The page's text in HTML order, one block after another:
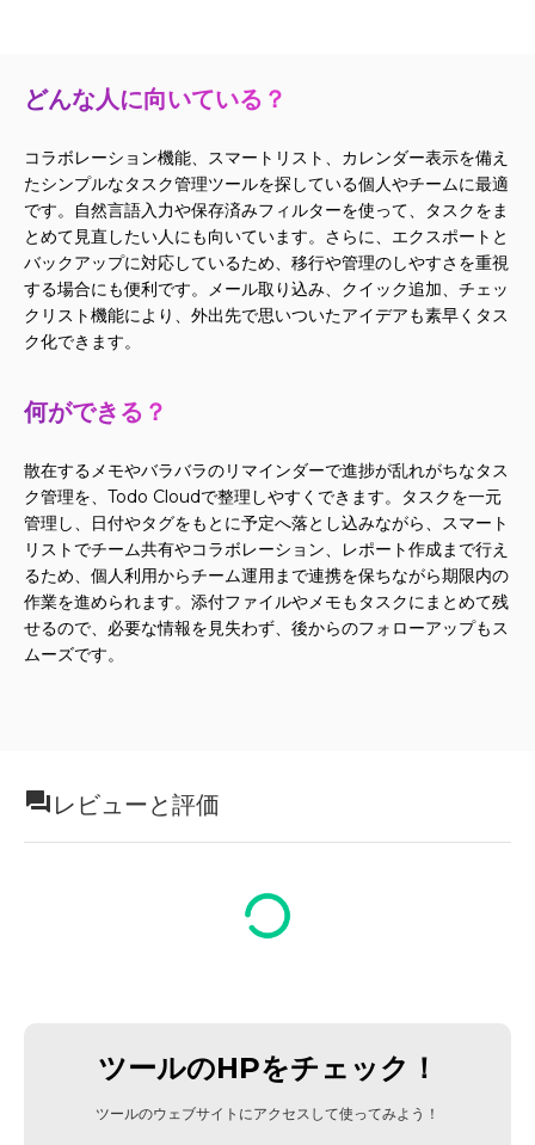
どんな人に向いている？
コラボレーション機能、スマートリスト、カレンダー表示を備え
たシンプルなタスク管理ツールを探している個人やチームに最適
です。自然言語入力や保存済みフィルターを使って、タスクをま
とめて見直したい人にも向いています。さらに、エクスポートと
バックアップに対応しているため、移行や管理のしやすさを重視
する場合にも便利です。メール取り込み、クイック追加、チェッ
クリスト機能により、外出先で思いついたアイデアも素早くタス
ク化できます。
何ができる？
散在するメモやバラバラのリマインダーで進捗が乱れがちなタス
ク管理を、Todo Cloudで整理しやすくできます。タスクを一元
管理し、日付やタグをもとに予定へ落とし込みながら、スマート
リストでチーム共有やコラボレーション、レポート作成まで行え
るため、個人利用からチーム運用まで連携を保ちながら期限内の
作業を進められます。添付ファイルやメモもタスクにまとめて残
せるので、必要な情報を見失わず、後からのフォローアップもス
ムーズです。
レビューと評価
ツールのHPをチェック！
ツールのウェブサイトにアクセスして使ってみよう！